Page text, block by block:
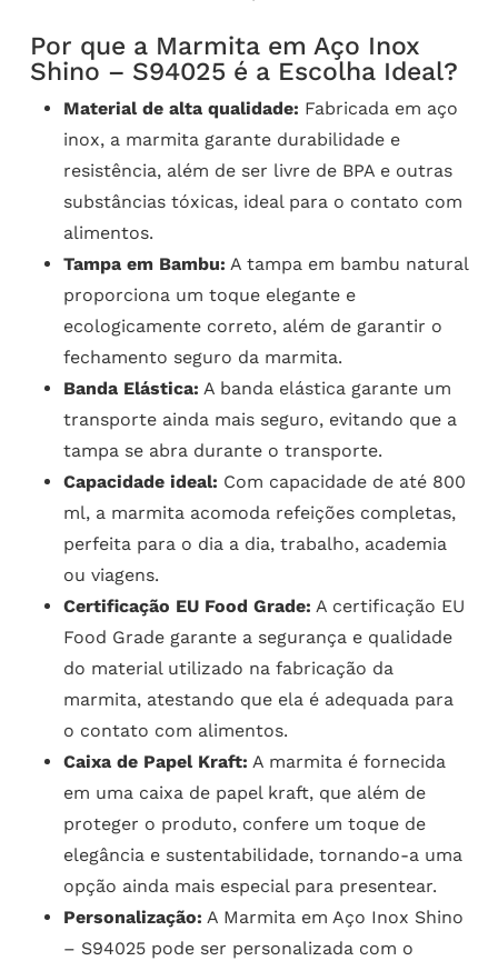
Por que a Marmita em Aço Inox
Shino – S94025 é a Escolha Ideal?
Material de alta qualidade: Fabricada em aço
inox, a marmita garante durabilidade e
resistência, além de ser livre de BPA e outras
substâncias tóxicas, ideal para o contato com
alimentos.
Tampa em Bambu: A tampa em bambu natural
proporciona um toque elegante e
ecologicamente correto, além de garantir o
fechamento seguro da marmita.
Banda Elástica: A banda elástica garante um
transporte ainda mais seguro, evitando que a
tampa se abra durante o transporte.
Capacidade ideal: Com capacidade de até 800
ml, a marmita acomoda refeições completas,
perfeita para o dia a dia, trabalho, academia
ou viagens.
Certificação EU Food Grade: A certificação EU
Food Grade garante a segurança e qualidade
do material utilizado na fabricação da
marmita, atestando que ela é adequada para
o contato com alimentos.
Caixa de Papel Kraft: A marmita é fornecida
em uma caixa de papel kraft, que além de
proteger o produto, confere um toque de
elegância e sustentabilidade, tornando-a uma
opção ainda mais especial para presentear.
Personalização: A Marmita em Aço Inox Shino
– S94025 pode ser personalizada com o